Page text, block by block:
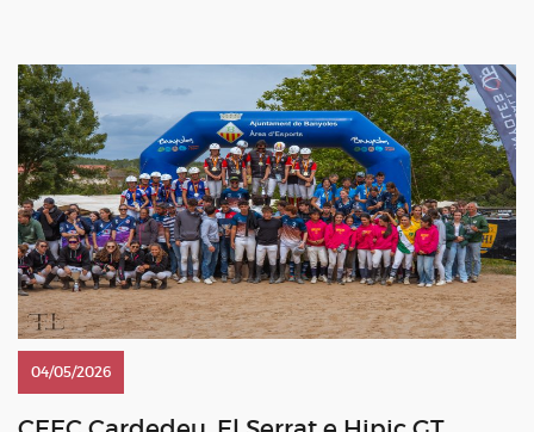
04/05/2026